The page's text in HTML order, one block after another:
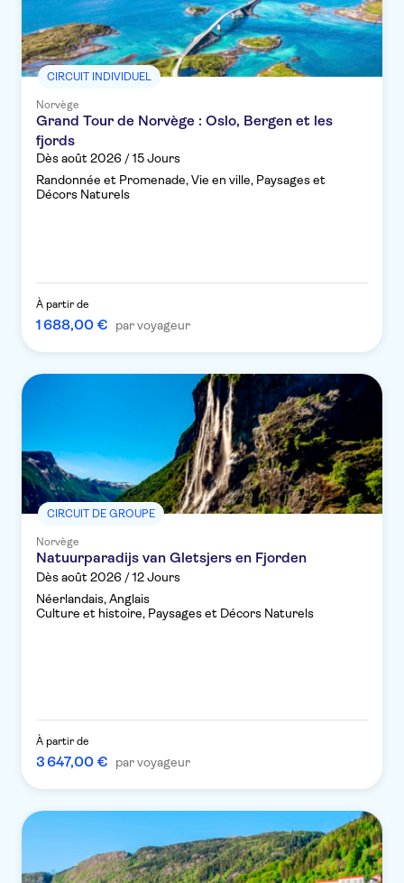
CIRCUIT INDIVIDUEL
Norvège
Grand Tour de Norvège : Oslo, Bergen et les
fjords
Dès août 2026 / 15 Jours
Randonnée et Promenade, Vie en ville, Paysages et
Décors Naturels
À partir de
1 688,00 € par voyageur
CIRCUIT DE GROUPE
Norvège
Natuurparadijs van Gletsjers en Fjorden
Dès août 2026 / 12 Jours
Néerlandais, Anglais
Culture et histoire, Paysages et Décors Naturels
À partir de
3 647,00 € par voyageur